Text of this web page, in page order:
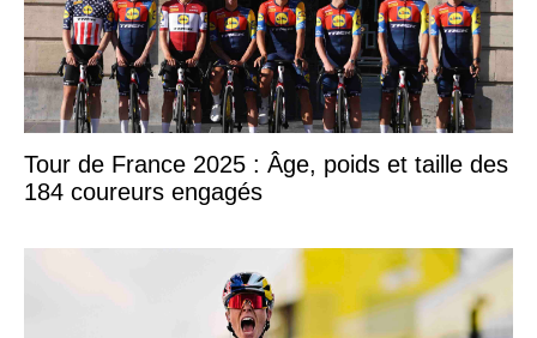
Tour de France 2025 : Âge, poids et taille des
184 coureurs engagés